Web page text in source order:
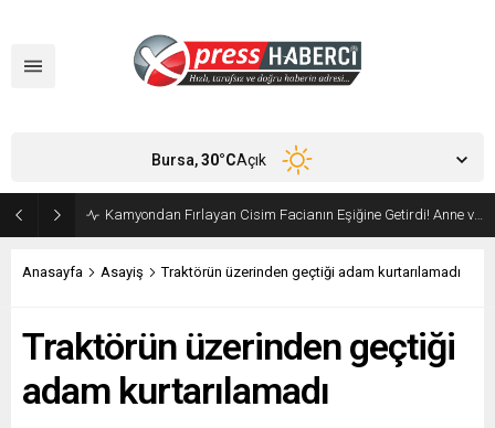
Orhangazi’de Ekmeğin Fiyatı ve Gramajı Değişti
Bursa,30°CAçık
Anasayfa Asayiş Traktörün üzerinden geçtiği adam kurtarılamadı
Traktörün üzerinden geçtiği
adam kurtarılamadı